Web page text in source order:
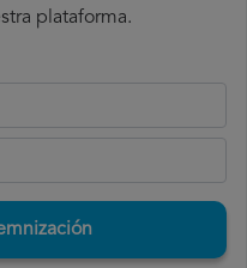
plataforma.